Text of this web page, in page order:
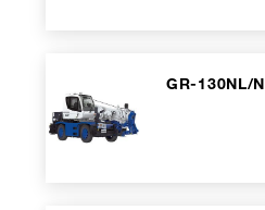
GR-130NL/N